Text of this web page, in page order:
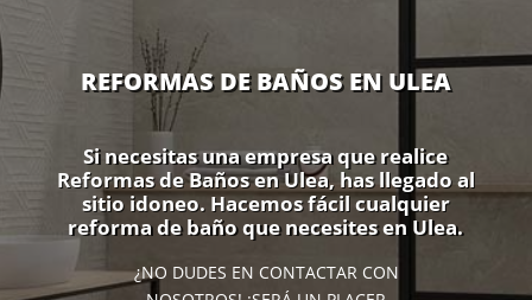
REFORMAS DE BAÑOS EN ULEA
Si necesitas una empresa que realice
Reformas de Baños en Ulea, has llegado al
sitio idoneo. Hacemos fácil cualquier
reforma de baño que necesites en Ulea.
¿NO DUDES EN CONTACTAR CON